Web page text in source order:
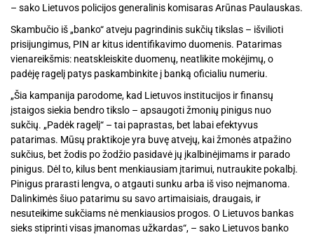
– sako Lietuvos policijos generalinis komisaras Arūnas Paulauskas.
Skambučio iš „banko“ atveju pagrindinis sukčių tikslas – išvilioti
prisijungimus, PIN ar kitus identifikavimo duomenis. Patarimas
vienareikšmis: neatskleiskite duomenų, neatlikite mokėjimų, o
padėję ragelį patys paskambinkite į banką oficialiu numeriu.
„Šia kampanija parodome, kad Lietuvos institucijos ir finansų
įstaigos siekia bendro tikslo – apsaugoti žmonių pinigus nuo
sukčių. „Padėk ragelį“ – tai paprastas, bet labai efektyvus
patarimas. Mūsų praktikoje yra buvę atvejų, kai žmonės atpažino
sukčius, bet žodis po žodžio pasidavė jų įkalbinėjimams ir parado
pinigus. Dėl to, kilus bent menkiausiam įtarimui, nutraukite pokalbį.
Pinigus prarasti lengva, o atgauti sunku arba iš viso neįmanoma.
Dalinkimės šiuo patarimu su savo artimaisiais, draugais, ir
nesuteikime sukčiams nė menkiausios progos. O Lietuvos bankas
sieks stiprinti visas įmanomas užkardas“, – sako Lietuvos banko